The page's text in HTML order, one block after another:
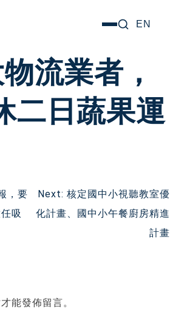
選
EN
流業者，
二日蔬果運
，要
吸
Next: 核定國中小視聽教室優
化計畫、國中小午餐廚房精進
計畫
能發佈留言。